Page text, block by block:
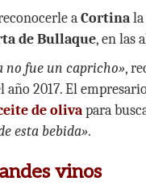
aCortinala
de Bullaque, en las
no fue un capricho»,
año 2017. El
de olivapara
esta bebida».
vinos